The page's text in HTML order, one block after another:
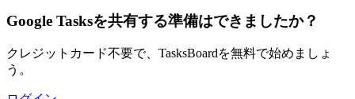
Google Tasksを共有する準備はできましたか？
クレジットカード不要で、TasksBoardを無料で始めましょ
う。